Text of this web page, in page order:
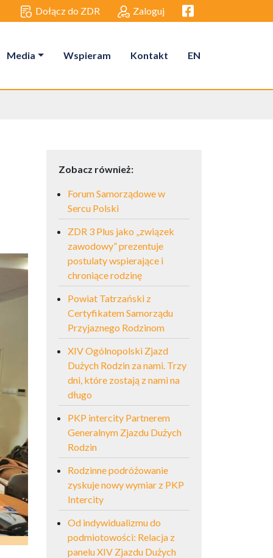
Dołącz do ZDR Zaloguj Facebook link
Media Wspieram Kontakt EN
Zobacz również:
Forum Samorządowe w
Sercu Polski
ZDR 3 Plus jako „związek
zawodowy” prezentuje
postulaty wspierające i
chroniące rodzinę
Powiat Tatrzański z
Certyfikatem Samorządu
Przyjaznego Rodzinom
XIV Ogólnopolski Zjazd
Dużych Rodzin za nami. Trzy
dni, które zostają z nami na
długo
PKP intercity Partnerem
Generalnym Zjazdu Dużych
Rodzin
Rodzinne podróżowanie
zyskuje nowy wymiar z PKP
Intercity
Od indywidualizmu do
podmiotowości: Relacja z
panelu XIV Zjazdu Dużych